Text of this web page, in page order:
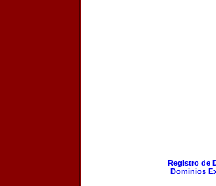
Registro de
Dominios